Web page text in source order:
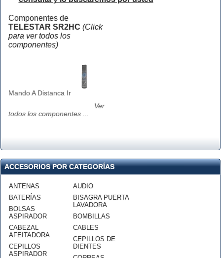
Componentes de
TELESTAR SR2HC (Click
para ver todos los
componentes)
Mando A Distanca Ir
Ver
todos los componentes ...
ACCESORIOS POR CATEGORÍAS
ANTENAS
BATERÍAS
BOLSAS
ASPIRADOR
CABEZAL
AFEITADORA
CEPILLOS
ASPIRADOR
AUDIO
BISAGRA PUERTA
LAVADORA
BOMBILLAS
CABLES
CEPILLOS DE
DIENTES